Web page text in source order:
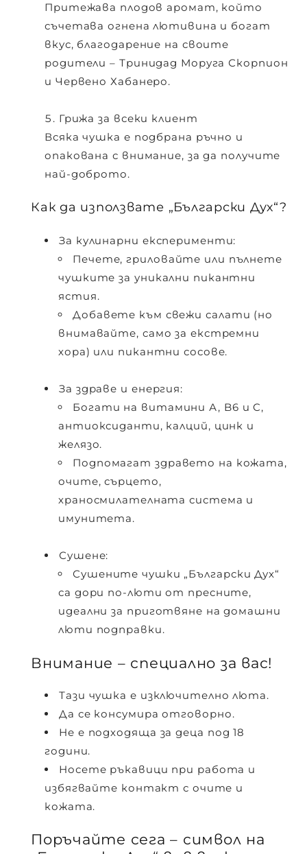
Притежава плодов аромат, който
съчетава огнена лютивина и богат
вкус, благодарение на своите
родители – Тринидад Моруга Скорпион
и Червено Хабанеро.
Грижа за всеки клиент
Всяка чушка е подбрана ръчно и
опакована с внимание, за да получите
най-доброто.
Как да използвате „Български Дух“?
За кулинарни експерименти:
Печете, гриловайте или пълнете
чушките за уникални пикантни
ястия.
Добавете към свежи салати (но
внимавайте, само за екстремни
хора) или пикантни сосове.
За здраве и енергия:
Богати на витаминиА, B6 иC,
антиоксиданти, калций, цинк и
желязо.
Подпомагат здравето на кожата,
очите, сърцето,
храносмилателната система и
имунитета.
Сушене:
Сушените чушки „Български Дух“
са дори по-люти от пресните,
идеални за приготвяне на домашни
люти подправки.
Внимание – специално за вас!
Тази чушка е изключително люта.
Да се консумира отговорно.
Не е подходяща задеца под 18
години.
Носете ръкавици при работа и
избягвайте контакт с очите и
кожата.
Поръчайте сега – символ на